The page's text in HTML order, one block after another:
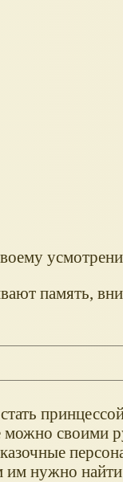
память,
своими
нужно найти